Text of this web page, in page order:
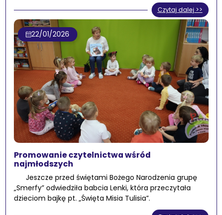
Czytaj dalej >>
22/01/2026
Promowanie czytelnictwa wśród
najmłodszych
Jeszcze przed świętami Bożego Narodzenia grupę
„Smerfy” odwiedziła babcia Lenki, która przeczytała
dzieciom bajkę pt. „Święta Misia Tulisia”.